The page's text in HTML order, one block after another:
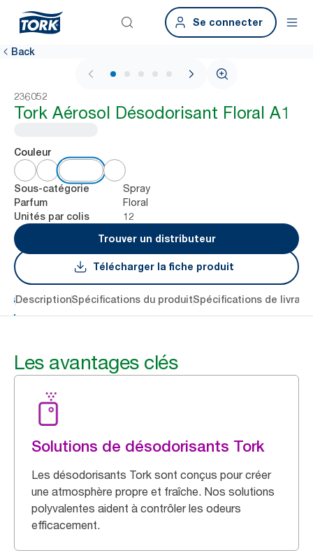
Se connecter
Back
1 / 6
236052
Tork Aérosol Désodorisant Floral A1
Couleur
Sous-catégorie Spray
Parfum Floral
Unités par colis
12
Trouver un distributeur
Télécharger la fiche produit
DescriptionSpécifications du produitSpécifications de
Les avantages clés
Solutions de désodorisants Tork
Les désodorisants Tork sont conçus pour créer
une atmosphère propre et fraîche. Nos solutions
polyvalentes aident à contrôler les odeurs
efficacement.